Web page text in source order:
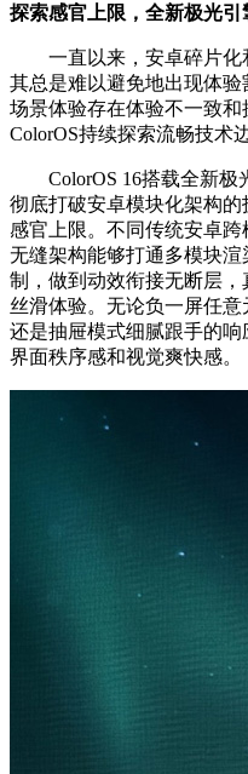
探索感官上限，全新极光
一直以来，安卓碎片化
其总是难以避免地出现体
场景体验存在体验不一致
ColorOS持续探索流畅技术
ColorOS 16搭载全新极
彻底打破安卓模块化架构
感官上限。不同传统安卓跨
无缝架构能够打通多模块
制，做到动效衔接无断层
丝滑体验。无论负一屏任意
还是抽屉模式细腻跟手的响
界面秩序感和视觉爽快感。